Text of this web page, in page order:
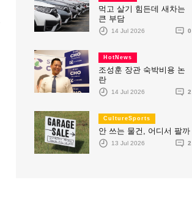
먹고 살기 힘든데 새차는
큰 부담
14 Jul 2026 0
HotNews
조성훈 장관 숙박비용 논
란
14 Jul 2026 2
CultureSports
안 쓰는 물건, 어디서 팔까
13 Jul 2026 2